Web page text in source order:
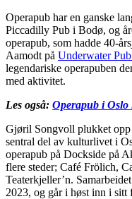
Operapub har en ganske
Piccadilly Pub i Bodø, og
operapub, som hadde 40-
Aamodt på Underwater
legendariske operapuben
med aktivitet.
Les også: Operapub i Oslo
Gjøril Songvoll plukket opp
sentral del av kulturlivet i
operapub på Dockside på
flere steder; Café Frölich,
Teaterkjeller’n.
2023, og går i høst inn i sitt